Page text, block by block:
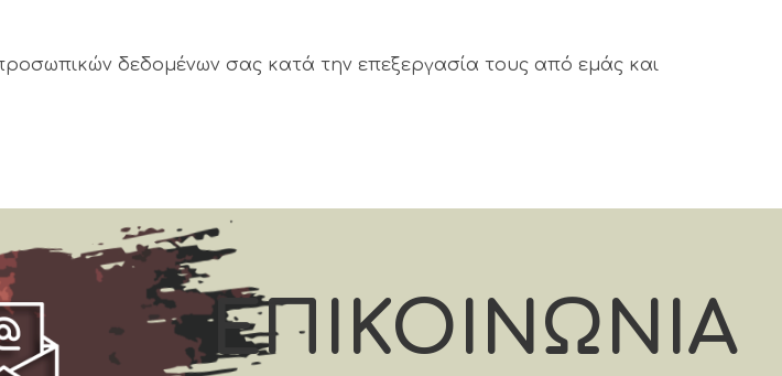
δεδομένων σας κατά την επεξεργασία τους από εμάς και
ΕΠΙΚΟΙΝΩΝΙΑ